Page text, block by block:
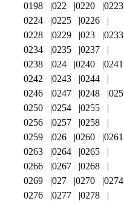
0198
022 0220
0223
0224
0225
0226
0228
0229 023
0233
0234
0235
0237
0238
024 0240
0241
0242
0243
0244
0246
0247 0248
025
0250
0254
0255
0256
0257
0258
0259
026 0260
0261
0263
0264
0265
0266
0267
0268
0269
027 0270
0274
0276
0277
0278